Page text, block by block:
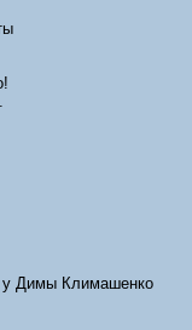
у Димы Климашенко